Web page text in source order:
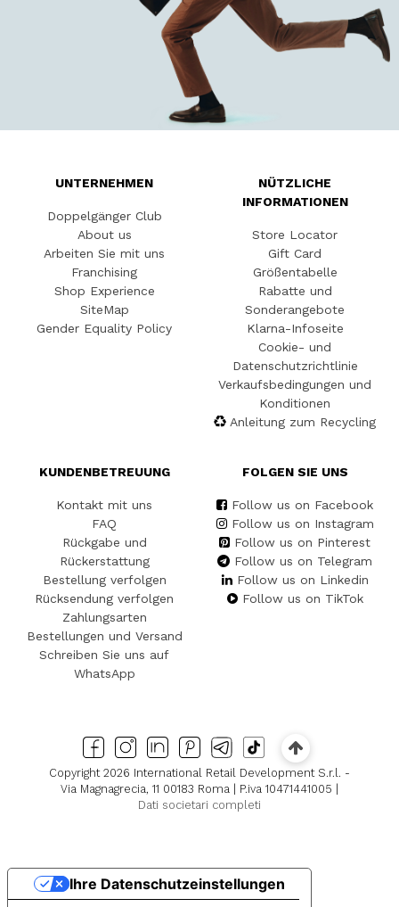
UNTERNEHMEN
Doppelgänger Club
About us
Arbeiten Sie mit uns
Franchising
Shop Experience
SiteMap
Gender Equality Policy
NÜTZLICHE
INFORMATIONEN
Store Locator
Gift Card
Größentabelle
Rabatte und
Sonderangebote
Klarna-Infoseite
Cookie- und
Datenschutzrichtlinie
Verkaufsbedingungen und
Konditionen
Anleitung zum Recycling
KUNDENBETREUUNG
Kontakt mit uns
FAQ
Rückgabe und
Rückerstattung
Bestellung verfolgen
Rücksendung verfolgen
Zahlungsarten
Bestellungen und Versand
Schreiben Sie uns auf
WhatsApp
FOLGEN SIE UNS
Follow us on Facebook
Follow us on Instagram
Follow us on Pinterest
Follow us on Telegram
Follow us on Linkedin
Follow us on TikTok
Copyright 2026 International Retail Development S.r.l. -
Via Magnagrecia, 11 00183 Roma | P.iva 10471441005 |
Dati societari completi
Ihre Datenschutzeinstellungen